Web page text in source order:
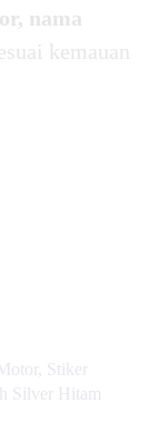
nama
kemauan
Stiker
Silver Hitam